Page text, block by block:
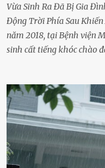
Vừa Sinh Ra Đã Bị Gia
Động Trời Phía Sau Khiến
năm 2018, tại Bệnh viện
sinh cất tiếng khóc chào
hảo, địa vị cao sang của
Tùng, một doanh nhân
bà Đỗ Thị Nga, lập tức ra
viện cớ “không đủ khả
quyền giám hộ, yêu cầu
bỏ rơi. Trong khi ấy, con